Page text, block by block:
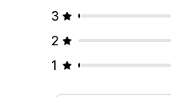
3
2
1